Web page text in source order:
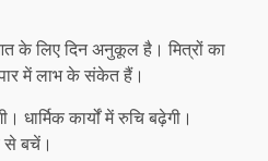
के लिए दिन अनुकूल है। मित्रों का
में लाभ के संकेत हैं।
धार्मिक कार्यों में रुचि बढ़ेगी।
से बचें।